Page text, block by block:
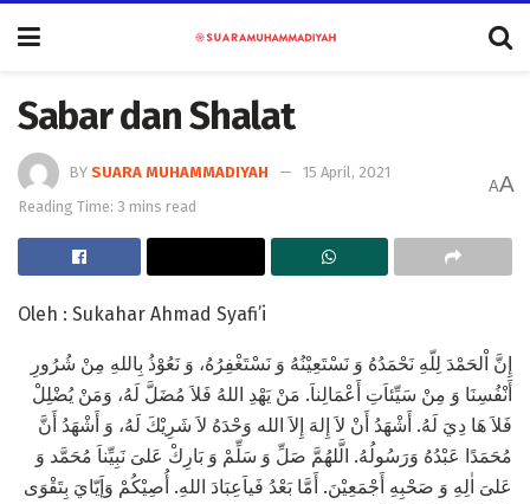
Sabar dan Shalat
BY SUARA MUHAMMADIYAH
15 April, 2021
Reading Time: 3 mins read
AA
Oleh : Sukahar Ahmad Syafi’i
إِنَّ اْلحَمْدَ لِلّهِ نَحْمَدُهُ وَ نَسْتَعِيْنُهُ وَ نَسْتَغْفِرُهُ، وَ نَعُوْذُ بِاللهِ مِنْ شُرُورِ
أَنْفُسِنَا وَ مِنْ سَيِّئاَتِ أَعْمَالِناَ. مَنْ يَهْدِ اللهُ فَلاَ مُضَلَّ لَهُ، وَمَنْ يُضْلِلْ
فَلاَ هَا دِيَ لَهُ. أَشْهَدُ أَنْ لاَ إِلهَ إِلاَ الله وَحْدَهُ لاَ شَرِيْكَ لَهُ، وَ أَشْهَدُ أَنَّ
مُحَمَدًا عَبْدُهُ وَرَسُولُهُ. الَّلهُمَّ صَلِّ وَ سَلِّمْ وَ بَارِكْ عَلىَ نَبِيِّناَ مُحَمَّد وَ
عَلىَ اٰلِهِ وَ صَحْبِهِ أَجْمَعِيْنَ. أَمَّا بَعْدُ فَياَعِبَادَ اللهِ. أُصِيْكُمْ وَإَيّايَ بِتَقْوَى